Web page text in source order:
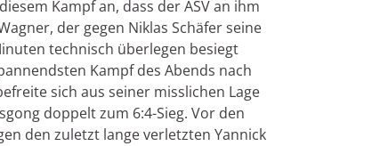
Kampf an, dass der ASV an ihm
der gegen Niklas Schäfer seine
technisch überlegen besiegt
Kampf des Abends nach
sich aus seiner misslichen Lage
doppelt zum 6:4-Sieg. Vor den
den zuletzt lange verletzten Yannick